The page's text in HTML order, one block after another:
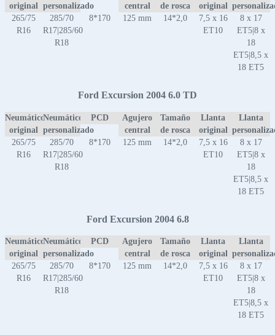
original personalizado
central
de rosca
original
265/75
R16
285/70
R17|285/60
R18
8*170 125 mm 14*2,0
7,5 x 16
ET10
8 x 17
ET5|8 x
18
ET5|8,5 x
18 ET5
Ford Excursion 2004 6.0 TD
Neumático
original
Neumático
personalizado
PCD
Agujero
central
Tamaño
de rosca
Llanta
original
Llanta
265/75
R16
285/70
R17|285/60
R18
8*170 125 mm 14*2,0
7,5 x 16
ET10
8 x 17
ET5|8 x
18
ET5|8,5 x
18 ET5
Ford Excursion 2004 6.8
Neumático
original
Neumático
personalizado
PCD
Agujero
central
Tamaño
de rosca
Llanta
original
Llanta
265/75
R16
285/70
R17|285/60
R18
8*170 125 mm 14*2,0
7,5 x 16
ET10
8 x 17
ET5|8 x
18
ET5|8,5 x
18 ET5